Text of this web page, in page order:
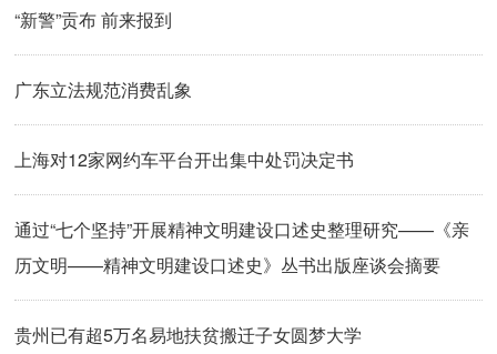
“新警”贡布 前来报到
广东立法规范消费乱象
上海对12家网约车平台开出集中处罚决定书
通过“七个坚持”开展精神文明建设口述史整理研究——《亲
历文明——精神文明建设口述史》丛书出版座谈会摘要
贵州已有超5万名易地扶贫搬迁子女圆梦大学